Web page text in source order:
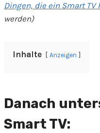
Dingen, die ein Smart TV
werden)
Inhalte Anzeigen
Danach
Smart TV: